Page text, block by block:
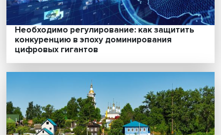
Необходимо регулирование: как
конкуренцию в эпоху доминирования
цифровых гигантов